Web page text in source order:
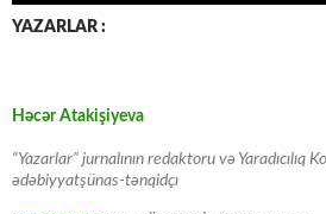
YAZARLAR :
Həcər Atakişiyeva
“Yazarlar” jurnalının redaktoru və Yaradıcılıq
ədəbiyyatşünas-tənqidçı